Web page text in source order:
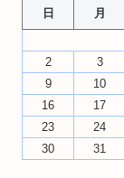
日 月
2
3
9
10
16
17
23
24
30
31